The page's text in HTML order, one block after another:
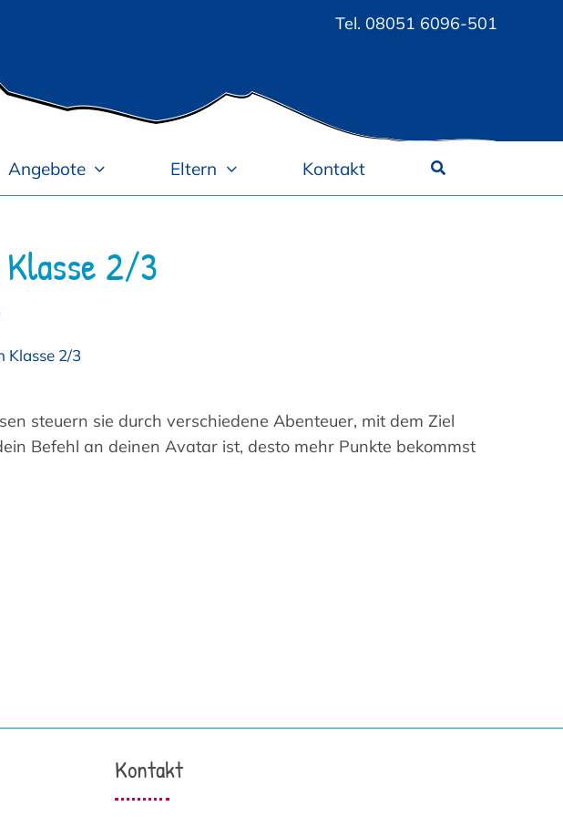
Tel. 08051 6096-501
Angebote Eltern Kontakt
2/3
Klasse 2/3
steuern sie durch verschiedene Abenteuer, mit dem Ziel
Befehl an deinen Avatar ist, desto mehr Punkte bekommst
Kontakt